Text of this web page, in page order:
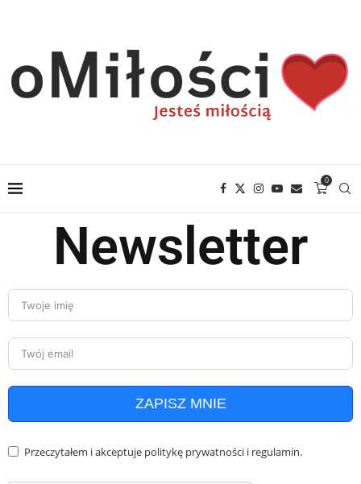
0
Newsletter
ZAPISZ MNIE
Przeczytałem i akceptuje politykę prywatności i regulamin.